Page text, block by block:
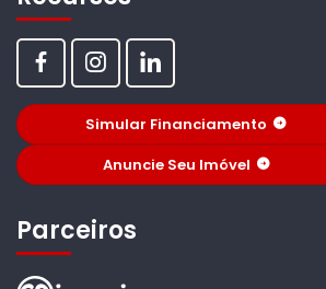
Simular Financiamento
Anuncie Seu Imóvel
Parceiros